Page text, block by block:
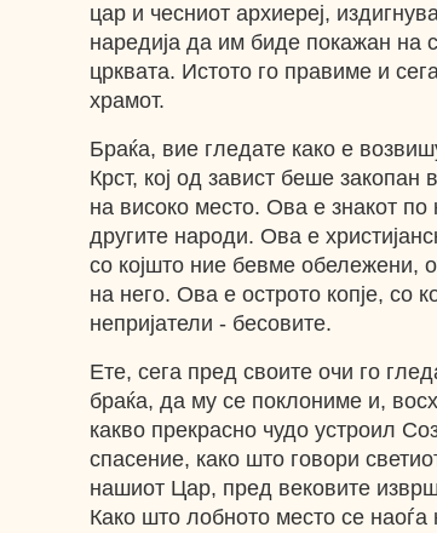
цар и чесниот архиереј,
наредија да им биде покажан на
црквата. Истото го правиме и
храмот.
Браќа, вие гледате како е
Крст, кој од завист беше закопан
на високо место. Ова е знакот по
другите народи. Ова е
со којшто ние бевме обележени,
на него. Ова е острото копје, со
непријатели - бесовите.
Ете, сега пред своите очи го
браќа, да му се поклониме и,
какво прекрасно чудо устроил
спасение, како што говори
нашиот Цар, пред вековите
Како што лобното место се наоѓа